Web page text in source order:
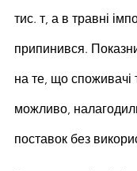
тис. т, а в травні
припинився.
на те, що споживачі
можливо,
поставок без